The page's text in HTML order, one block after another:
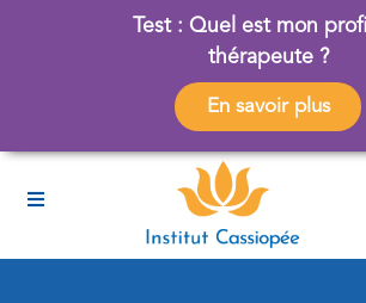
Test : Quel est mon
thérapeute ?
En savoir plus